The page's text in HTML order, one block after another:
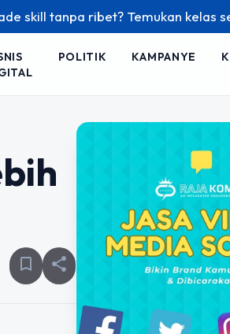
tanpa ribet? Temukan kelas seru
POLITIK KAMPANYE
bookmark_border share